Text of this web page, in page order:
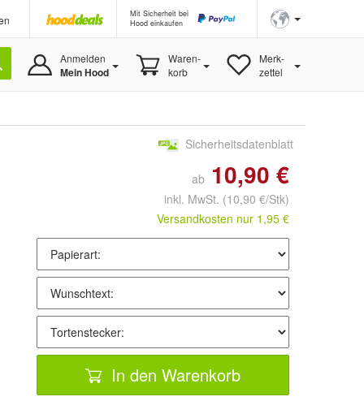
Mit Sicherheit bei
Hood einkaufen
Anmelden
Mein Hood
Waren-
korb
Merk-
zettel
Sicherheitsdatenblatt
ab 10,90 €
inkl. MwSt. (10,90 €/Stk)
Versandkosten nur 1,95 €
In den Warenkorb